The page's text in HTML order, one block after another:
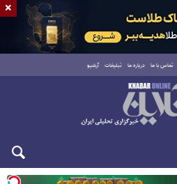
تماس با ما درباره ما تبلیغات آرشیو
×